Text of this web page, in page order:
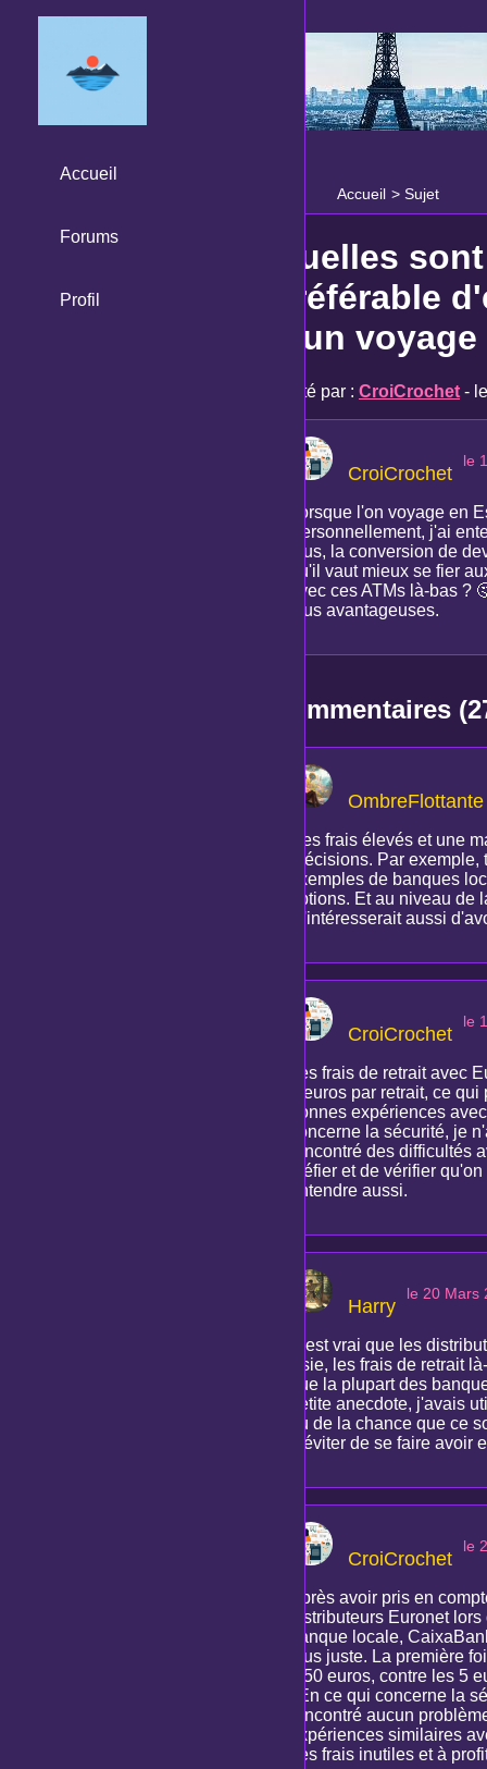
Accueil > Sujet
Accueil
Forums
Profil
Quelles
préférable
d'un
Posté par : CroiCrochet -
CroiCrochet
le
Lorsque l'on voyage en
Personnellement, j'ai
plus, la conversion de
qu'il vaut mieux se fier
avec ces ATMs là-bas ?
plus avantageuses.
Commentaires
OmbreFlottante
Des frais élevés et une
précisions. Par
exemples de banques
options. Et au niveau
m'intéresserait aussi
CroiCrochet
le
Les frais de retrait avec
5 euros par retrait, ce
bonnes expériences
concerne la sécurité, je
rencontré des difficultés
méfier et de vérifier
entendre aussi.
Harry
le 20 Mars
C'est vrai que les
Asie, les frais de retrait
que la plupart des
petite anecdote, j'avais
eu de la chance que ce
à éviter de se faire avoir
CroiCrochet
le
Après avoir pris en
distributeurs Euronet
banque locale,
plus juste. La première
1,50 euros, contre les 5
! En ce qui concerne la
rencontré aucun
expériences similaires
des frais inutiles et à